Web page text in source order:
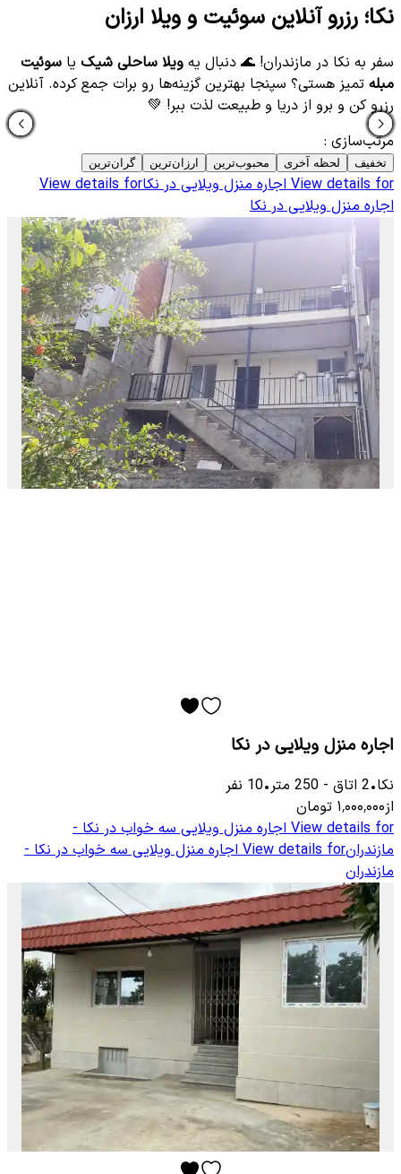
نکا؛ رزرو آنلاین سوئیت و ویلا ارزان
سفر به نکا در مازندران! 🌊 دنبال یه ویلا ساحلی شیک یا سوئیت
مبله تمیز هستی؟ سپنجا بهترین گزینه‌ها رو برات جمع کرده. آنلاین
رزرو کن و برو از دریا و طبیعت لذت ببر! 💚
مرتب‌سازی :
تخفیف لحظه آخری محبوب‌ترین ارزان‌ترین گران‌ترین
View details for اجاره منزل ویلایی در نکاView details for
اجاره منزل ویلایی در نکا
اجاره منزل ویلایی در نکا
نکا•
2 اتاق -
250 متر•
10 نفر
از۱٬۰۰۰٬۰۰۰ تومان
View details for اجاره منزل ویلایی سه خواب در نکا -
مازندرانView details for اجاره منزل ویلایی سه خواب در نکا -
مازندران